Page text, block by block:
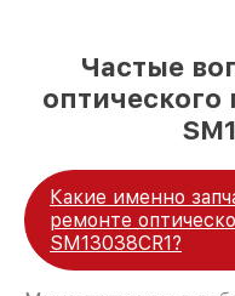
Частые
Какие именно
ремонте
SM13038CR1?